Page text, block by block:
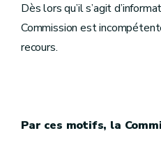
Dès lors qu’il s’agit
Commission est
recours.
Par ces motifs, la